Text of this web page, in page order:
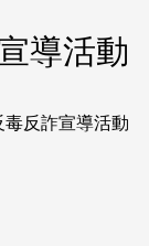
導活動
反詐宣導活動